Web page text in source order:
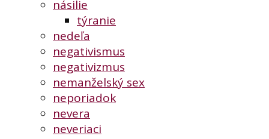
násilie
týranie
nedeľa
negativismus
negativizmus
nemanželský sex
neporiadok
nevera
neveriaci